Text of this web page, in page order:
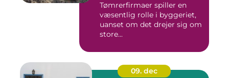
Tømrerfirmaer spiller en
væsentlig rolle i byggeriet,
uanset om det drejer sig om
store...
09. dec